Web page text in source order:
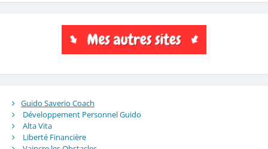
Guido Saverio Coach
Développement Personnel Guido
Alta Vita
Liberté Financière